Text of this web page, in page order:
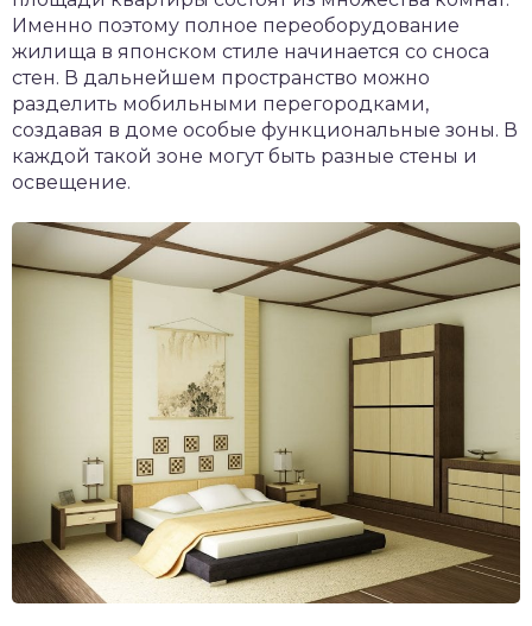
Именно поэтому полное переоборудование
жилища в японском стиле начинается со сноса
стен. В дальнейшем пространство можно
разделить мобильными перегородками,
создавая в доме особые функциональные зоны. В
каждой такой зоне могут быть разные стены и
освещение.